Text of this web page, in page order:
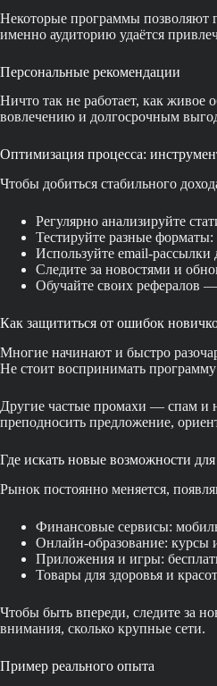
Некоторые программы позволяют
именно аудиторию удаётся
Персональные рекомендации
Ничто так не работает, как живое
вовлечению и долгосрочным
Оптимизация процесса:
Чтобы добиться стабильного
Регулярно анализируйте
Тестируйте разные
Используйте email-
Следите за новостями и
Обучайте своих рефералов
Как защититься от ошибок
Многие начинают и быстро
Не стоит воспринимать
Другие частые промахи — спам и
преподносить предложение,
Где искать новые возможности для
Рынок постоянно меняется,
Финансовые сервисы:
Онлайн-образование: курсы
Приложения и игры:
Товары для здоровья и
Чтобы быть впереди, следите за
внимания, сколько крупные сети.
Пример реального опыта